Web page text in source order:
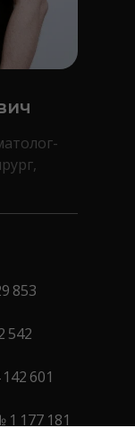
853
542
601
177 181